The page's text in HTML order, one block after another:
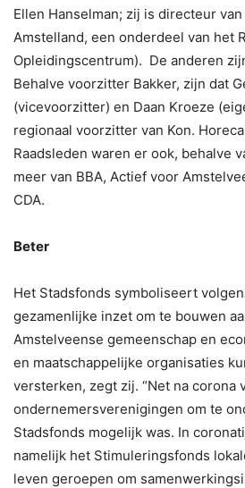
Ellen Hanselman; zij is directeur
Amstelland, een onderdeel van het
Opleidingscentrum). De anderen
Behalve voorzitter Bakker, zijn dat
(vicevoorzitter) en Daan Kroeze
regionaal voorzitter van Kon.
Raadsleden waren er ook, behalve
meer van BBA, Actief voor
CDA.
Beter
Het Stadsfonds symboliseert
gezamenlijke inzet om te bouwen
Amstelveense gemeenschap en
en maatschappelijke organisaties
versterken, zegt zij. “Net na corona
ondernemersverenigingen om te
Stadsfonds mogelijk was. In
namelijk het Stimuleringsfonds
leven geroepen om